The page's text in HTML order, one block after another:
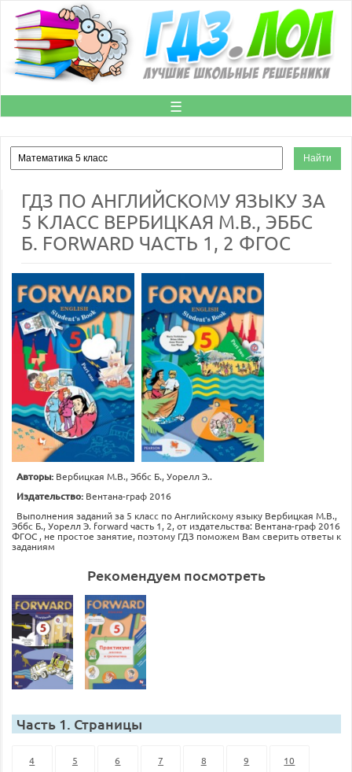
☰
ГДЗ ПО АНГЛИЙСКОМУ ЯЗЫКУ ЗА
5 КЛАСС ВЕРБИЦКАЯ М.В., ЭББС
Б. FORWARD ЧАСТЬ 1, 2 ФГОС
Авторы: Вербицкая М.В., Эббс Б., Уорелл Э..
Издательство: Вентана-граф 2016
Выполнения заданий за 5 класс по Английскому языку Вербицкая М.В.,
Эббс Б., Уорелл Э. forward часть 1, 2, от издательства: Вентана-граф 2016
ФГОС , не простое занятие, поэтому ГДЗ поможем Вам сверить ответы к
заданиям
Рекомендуем посмотреть
Часть 1. Страницы
4 5 6 7 8 9 10